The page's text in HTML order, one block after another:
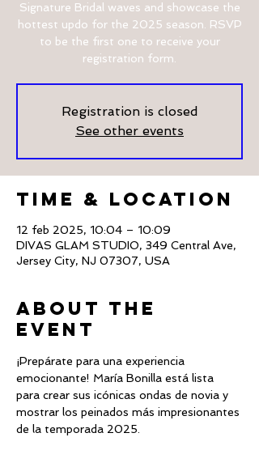
Signature Bridal waves and showcase the
hottest updo for the 2025 season. RSVP
to be the first one to receive your
registration form.
Registration is closed
See other events
Time & Location
12 feb 2025, 10:04 – 10:09
DIVAS GLAM STUDIO, 349 Central Ave,
Jersey City, NJ 07307, USA
About The
Event
¡Prepárate para una experiencia
emocionante! María Bonilla está lista
para crear sus icónicas ondas de novia y
mostrar los peinados más impresionantes
de la temporada 2025.